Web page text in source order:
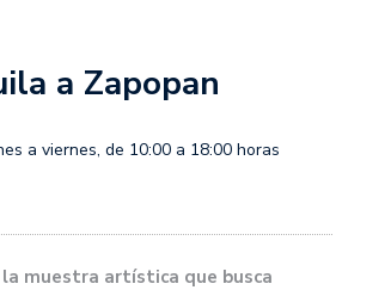
a Zapopan
a viernes, de 10:00 a 18:00 horas
muestra artística que busca